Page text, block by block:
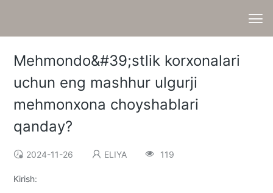
Mehmondo&#39;stlik korxonalari
uchun eng mashhur ulgurji
mehmonxona choyshablari
qanday?
2024-11-26 ELIYA 119
Kirish: